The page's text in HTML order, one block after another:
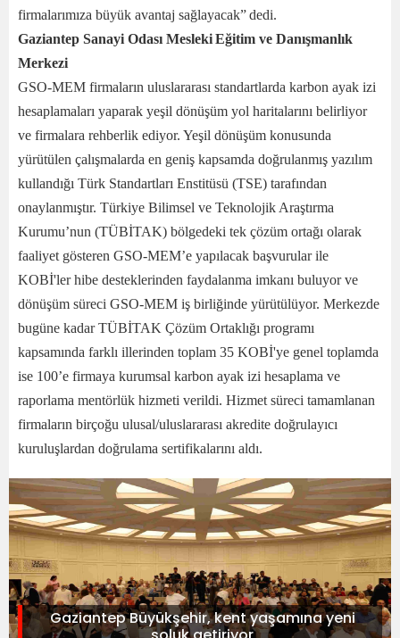
firmalarımıza büyük avantaj sağlayacak” dedi.
Gaziantep Sanayi Odası Mesleki Eğitim ve Danışmanlık
Merkezi
GSO-MEM firmaların uluslararası standartlarda karbon ayak izi
hesaplamaları yaparak yeşil dönüşüm yol haritalarını belirliyor
ve firmalara rehberlik ediyor. Yeşil dönüşüm konusunda
yürütülen çalışmalarda en geniş kapsamda doğrulanmış yazılım
kullandığı Türk Standartları Enstitüsü (TSE) tarafından
onaylanmıştır. Türkiye Bilimsel ve Teknolojik Araştırma
Kurumu’nun (TÜBİTAK) bölgedeki tek çözüm ortağı olarak
faaliyet gösteren GSO-MEM’e yapılacak başvurular ile
KOBİ'ler hibe desteklerinden faydalanma imkanı buluyor ve
dönüşüm süreci GSO-MEM iş birliğinde yürütülüyor. Merkezde
bugüne kadar TÜBİTAK Çözüm Ortaklığı programı
kapsamında farklı illerinden toplam 35 KOBİ'ye genel toplamda
ise 100’e firmaya kurumsal karbon ayak izi hesaplama ve
raporlama mentörlük hizmeti verildi. Hizmet süreci tamamlanan
firmaların birçoğu ulusal/uluslararası akredite doğrulayıcı
kuruluşlardan doğrulama sertifikalarını aldı.
Gaziantep Büyükşehir, kent yaşamına yeni